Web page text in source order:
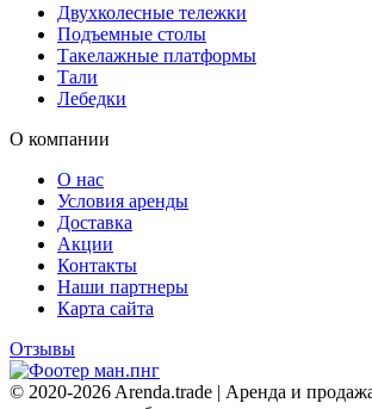
Двухколесные тележки
Подъемные столы
Такелажные платформы
Тали
Лебедки
О компании
О нас
Условия аренды
Доставка
Акции
Контакты
Наши партнеры
Карта сайта
Отзывы
© 2020-2026 Arenda.trade | Аренда и